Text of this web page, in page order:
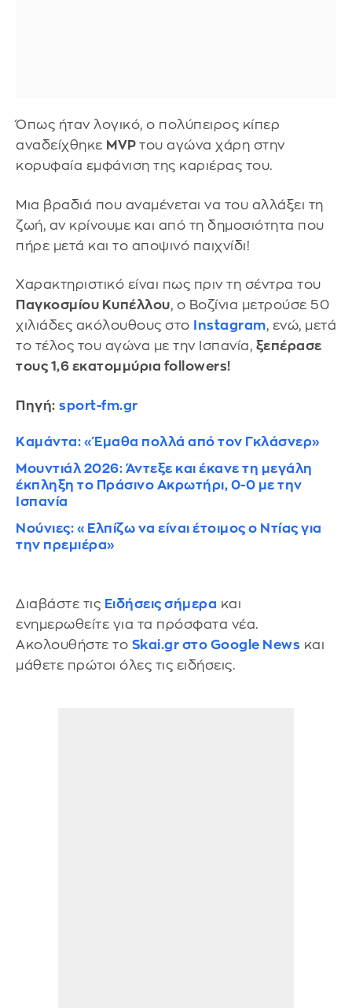
Όπως ήταν λογικό, ο πολύπειρος κίπερ
αναδείχθηκε MVP του αγώνα χάρη στην
κορυφαία εμφάνιση της καριέρας του.
Μια βραδιά που αναμένεται να του αλλάξει τη
ζωή, αν κρίνουμε και από τη δημοσιότητα που
πήρε μετά και το αποψινό παιχνίδι!
Χαρακτηριστικό είναι πως πριν τη σέντρα του
Παγκοσμίου Κυπέλλου, ο Βοζίνια μετρούσε 50
χιλιάδες ακόλουθους στο
Instagram, ενώ, μετά
το τέλος του αγώνα με την Ισπανία, ξεπέρασε
τους 1,6 εκατομμύρια followers!
Πηγή: sport-fm.gr
Καμάντα: «Έμαθα πολλά από τον Γκλάσνερ»
Μουντιάλ 2026: Άντεξε και έκανε τη μεγάλη
έκπληξη το Πράσινο Ακρωτήρι, 0-0 με την
Ισπανία
Νούνιες: «Ελπίζω να είναι έτοιμος ο Ντίας για
την πρεμιέρα»
Διαβάστε τις Ειδήσεις σήμερα και
ενημερωθείτε για τα πρόσφατα νέα.
Ακολουθήστε το Skai.gr στο Google News και
μάθετε πρώτοι όλες τις ειδήσεις.